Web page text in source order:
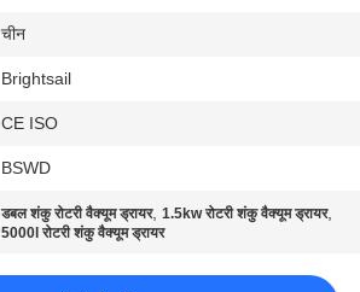
चीन
Brightsail
CE ISO
BSWD
डबल शंकु रोटरी वैक्यूम ड्रायर,1.5kw रोटरी शंकु वैक्यूम ड्रायर,
5000l रोटरी शंकु वैक्यूम ड्रायर